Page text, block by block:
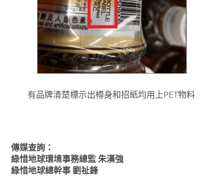
有品牌清楚標示出樽身和招紙均用上PET物料
傳媒查詢：
綠惜地球環境事務總監 朱漢強
綠惜地球總幹事 劉祉鋒